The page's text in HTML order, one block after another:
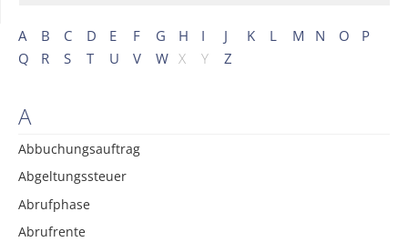
A B C D E F G H I J K L M N O
P
Q
R S T U V W X Y Z
A
Abbuchungsauftrag
Abgeltungssteuer
Abrufphase
Abrufrente